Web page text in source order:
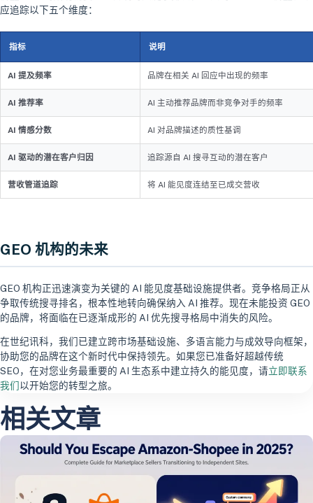
应追踪以下五个维度：
指标 说明
AI 提及频率 品牌在相关 AI 回应中出现的频率
AI 推荐率 AI 主动推荐品牌而非竞争对手的频率
AI 情感分数 AI 对品牌描述的质性基调
AI 驱动的潜在客户归因 追踪源自 AI 搜寻互动的潜在客户
营收管道追踪 将 AI 能见度连结至已成交营收
GEO 机构的未来
GEO 机构正迅速演变为关键的 AI 能见度基础设施提供者。竞争格局正从
争取传统搜寻排名，根本性地转向确保纳入 AI 推荐。现在未能投资 GEO
的品牌，将面临在已逐渐成形的 AI 优先搜寻格局中消失的风险。
在世纪讯科，我们已建立跨市场基础设施、多语言能力与成效导向框架，
协助您的品牌在这个新时代中保持领先。如果您已准备好超越传统
SEO，在对您业务最重要的 AI 生态系中建立持久的能见度，请立即联系
我们以开始您的转型之旅。
相关文章